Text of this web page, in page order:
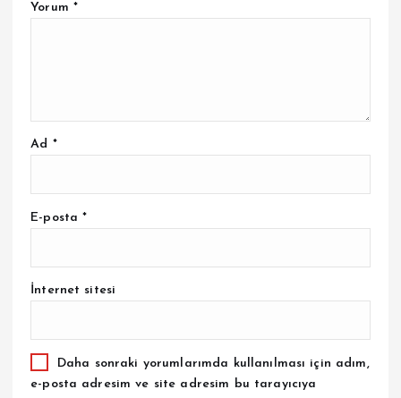
Yorum *
Ad *
E-posta*
İnternet sitesi
Daha sonraki yorumlarımda kullanılması için adım,
e-posta adresim ve site adresim bu tarayıcıya